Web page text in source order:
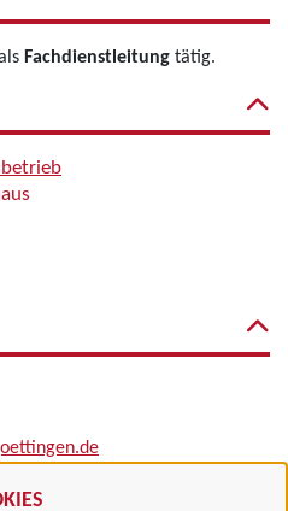
Fachdienstleitung tätig.